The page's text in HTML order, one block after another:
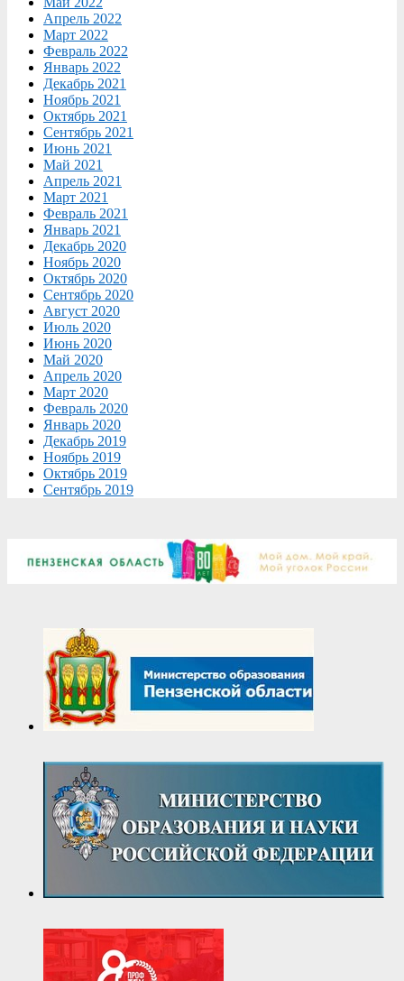
Апрель 2022
Март 2022
Февраль 2022
Январь 2022
Декабрь 2021
Ноябрь 2021
Октябрь 2021
Сентябрь 2021
Июнь 2021
Май 2021
Апрель 2021
Март 2021
Февраль 2021
Январь 2021
Декабрь 2020
Ноябрь 2020
Октябрь 2020
Сентябрь 2020
Август 2020
Июль 2020
Июнь 2020
Май 2020
Апрель 2020
Март 2020
Февраль 2020
Январь 2020
Декабрь 2019
Ноябрь 2019
Октябрь 2019
Сентябрь 2019